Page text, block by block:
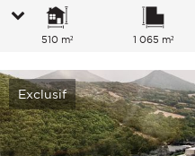
510 m² 1 065 m²
Exclusif